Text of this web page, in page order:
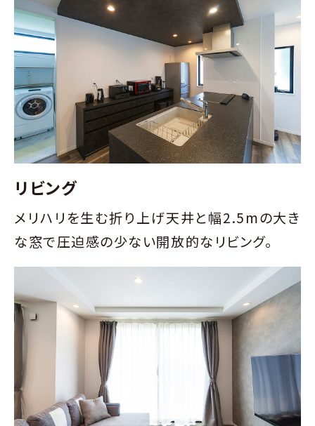
リビング
メリハリを生む折り上げ天井と幅2.5mの大き
な窓で圧迫感の少ない開放的なリビング。